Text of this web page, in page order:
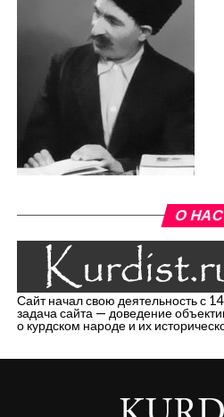
О НАС
Сайт начал свою деятельность с
задача сайта — доведение
о курдском народе и их